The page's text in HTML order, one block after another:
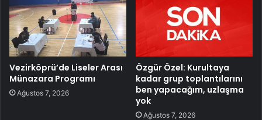
Vezirköprü’de Liseler Arası
Münazara Programı
Ağustos 7, 2026
Özgür Özel: Kurultaya
kadar grup toplantılarını
ben yapacağım, uzlaşma
yok
Ağustos 7, 2026